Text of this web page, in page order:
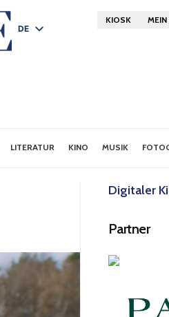
DE
KIOSK
LITERATUR KINO MUSIK
Digitaler
Partner